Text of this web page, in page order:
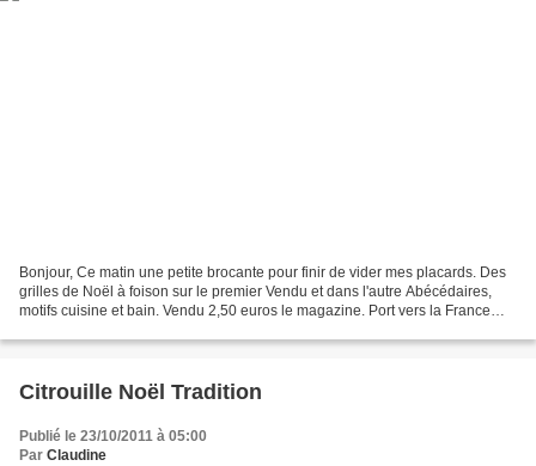
Bonjour, Ce matin une petite brocante pour finir de vider mes placards. Des
grilles de Noël à foison sur le premier Vendu et dans l'autre Abécédaires,
motifs cuisine et bain. Vendu 2,50 euros le magazine. Port vers la France
Citrouille Noël Tradition
Publié le 23/10/2011 à 05:00
Par Claudine